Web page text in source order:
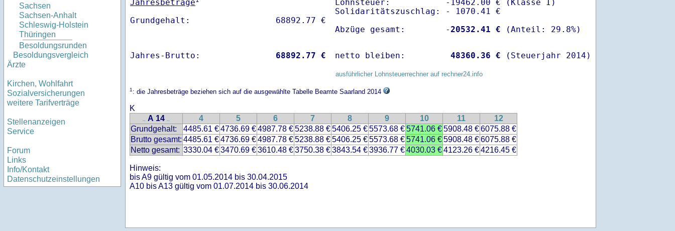
Sachsen
Sachsen-Anhalt
Schleswig-Holstein
Thüringen
Besoldungsrunden
Besoldungsvergleich
Ärzte
Kirchen, Wohlfahrt
Sozialversicherungen
weitere Tarifverträge
Stellenanzeigen
Service
Forum
Links
Info/Kontakt
Datenschutzeinstellungen
Jahresbeträge
Lohnsteuer:           -19462.00 € (Klasse I)
Solidaritätszuschlag: - 1070.41 €
Abzüge gesamt:        -20532.41 €
Jahres-Brutto: 68892.77 € netto bleiben: 48360.36 € (Steuerjahr 2014)
ausführlicher Lohnsteuerrechner auf rechner24.info
1: die Jahresbeträge beziehen sich auf die ausgewählte Tabelle Beamte Saarland 2014
K
.. A 14 .. 4 5 6 7 8 9 10 11
12
Grundgehalt:
4485.61 €4736.69 €4987.78 €5238.88 €5406.25 €5573.68 €5741.06 €5908.48 €6075.88 €
Brutto gesamt: 4485.61 €4736.69 €4987.78 €5238.88 €5406.25 €5573.68 €5741.06 €5908.48 €6075.88 €
Netto gesamt: 3330.04 €3470.69 €3610.48 €3750.38 €3843.54 €3936.77 €4030.03 €4123.26 €4216.45 €
Hinweis:
bis A9 gültig vom 01.05.2014 bis 30.04.2015
A10 bis A13 gültig vom 01.07.2014 bis 30.06.2014